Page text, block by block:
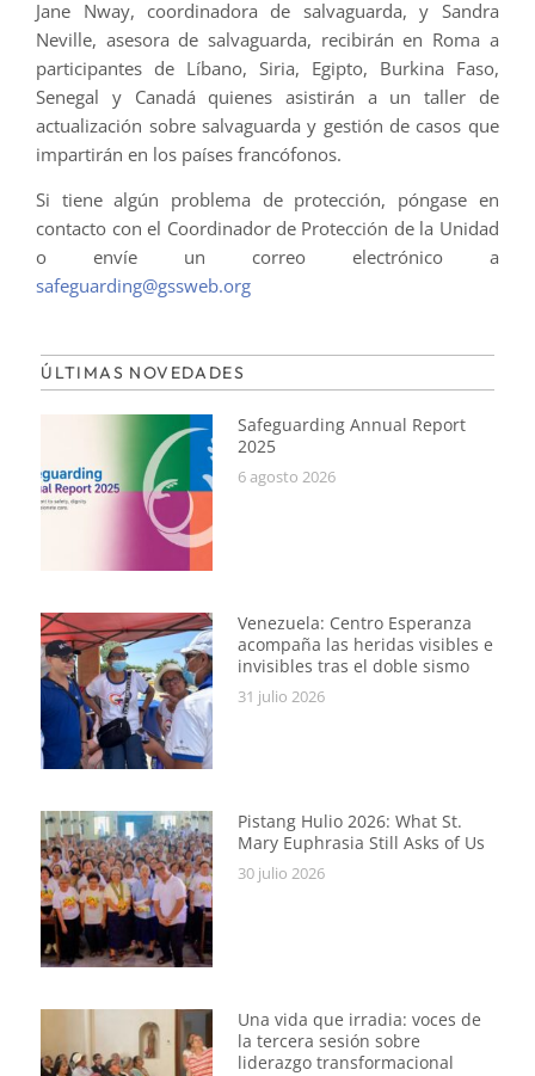
Jane Nway, coordinadora de salvaguarda, y Sandra
Neville, asesora de salvaguarda, recibirán en Roma a
participantes de Líbano, Siria, Egipto, Burkina Faso,
Senegal y Canadá quienes asistirán a un taller de
actualización sobre salvaguarda y gestión de casos que
impartirán en los países francófonos.
Si tiene algún problema de protección, póngase en
contacto con el Coordinador de Protección de la Unidad
o envíe un correo electrónico a
safeguarding@gssweb.org
ÚLTIMAS NOVEDADES
Safeguarding Annual Report
2025
6 agosto 2026
Venezuela: Centro Esperanza
acompaña las heridas visibles e
invisibles tras el doble sismo
31 julio 2026
Pistang Hulio 2026: What St.
Mary Euphrasia Still Asks of Us
30 julio 2026
Una vida que irradia: voces de
la tercera sesión sobre
liderazgo transformacional